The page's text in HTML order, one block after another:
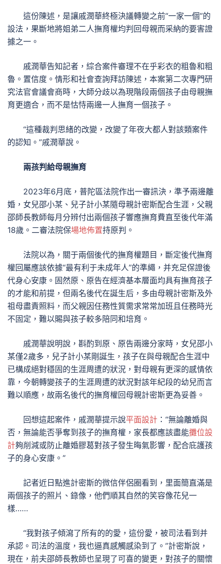
這份陳述，是讓戚潤華終極決議轉變之前“一家一個”的
設法，果斷地將姐弟二人撫育權均判回母親而采納的要害證
據之一。
戚潤華告知記者，綜合案件審理不在乎彩衣的粗魯和粗
魯。置信度。情形和社會查詢拜訪陳述，本案第二次專門研
究法官會議會商時，大師分歧以為現階段兩個孩子由母親撫
育更適合，而不是怙恃兩邊一人撫育一個孩子。
“這種裁判思緒的改變，改變了年夜大都人對該類案件
的認知。”戚潤華說。
兩孩判給母親撫育
2023年6月底，普陀區法院作出一審訊決，準予兩邊離
婚，女兒邵小某、兒子計小某隨母親計密斯配合生涯，父親
邵師長教師每月分辨付出兩個孩子響應撫育費直至後代年滿
18歲。二審法院保場地佈置持原判。
法院以為，關于兩個後代的撫育權題目，斷定後代撫育
權回屬應該依據“最有利于未成年人”的準繩，并充足保證後
代身心安康。固然原、原告在經濟基本層面均具有撫育孩子
的才能和前提，但兩名後代在誕生后，多由母親計密斯及外
祖母盡責照料，而父親因任務性質需求常常加班且任務時光
不固定，難以賜與孩子較多陪同和培育。
戚潤華說明說，斟酌到原、原告兩邊分家時，女兒邵小
某僅2歲多，兒子計小某剛誕生，孩子在與母親配合生涯中
已構成絕對穩固的生涯周遭的狀況，對母親有更深的感情依
靠，今朝轉變孩子的生涯周遭的狀況對該年紀段的幼兒而言
難以順應，故兩名後代的撫育權回母親計密斯更為妥善。
回想這起案件，戚潤華提示說平面設計 ：“無論離婚與
否，無論能否爭奪到孩子的撫育權，家長都應該盡能攤位設
計夠削減或防止離婚膠葛對孩子發生晦氣影響，配合庇護孩
子的身心安康。”
記者近日點進計密斯的微信伴侶圈看到，里面簡直滿是
兩個孩子的照片、錄像，他們順其自然的笑容像花兒一
樣……
“我對孩子傾瀉了所有的的愛，這份愛，被司法看到并
承認。司法的溫度，我也逼真感觸感染到了。”計密斯說，
現在，前夫邵師長教師也呈現了可喜的變更，對孩子的關懷